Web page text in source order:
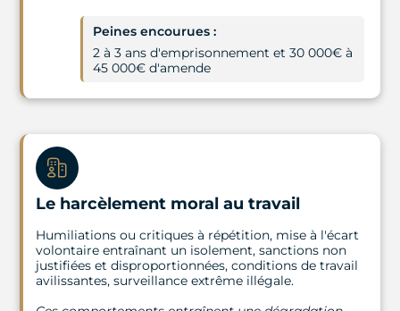
Peines encourues :
2 à 3 ans d'emprisonnement et 30 000€ à
45 000€ d'amende
Le harcèlement moral au travail
Humiliations ou critiques à répétition, mise à l'écart
volontaire entraînant un isolement, sanctions non
justifiées et disproportionnées, conditions de travail
avilissantes, surveillance extrême illégale.